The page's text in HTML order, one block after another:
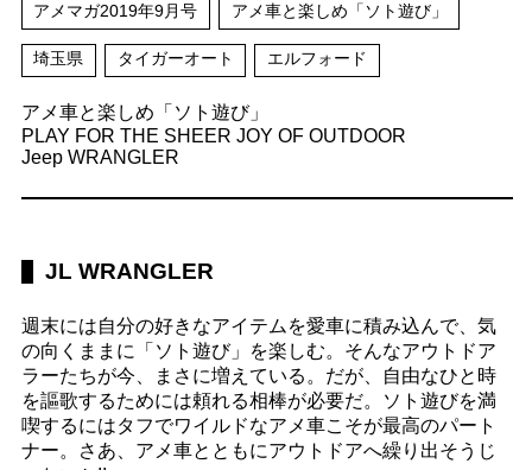
アメマガ2019年9月号 アメ車と楽しめ「ソト遊び」
埼玉県 タイガーオート エルフォード
アメ車と楽しめ「ソト遊び」
PLAY FOR THE SHEER JOY OF OUTDOOR
Jeep WRANGLER
JL WRANGLER
週末には自分の好きなアイテムを愛車に積み込んで、気
の向くままに「ソト遊び」を楽しむ。そんなアウトドア
ラーたちが今、まさに増えている。だが、自由なひと時
を謳歌するためには頼れる相棒が必要だ。ソト遊びを満
喫するにはタフでワイルドなアメ車こそが最高のパート
ナー。さあ、アメ車とともにアウトドアへ繰り出そうじ